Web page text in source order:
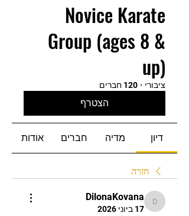
Novice Karate
Group (ages 8 &
up)
ציבורי · 120 חברים
הצטרף
דיון מדיה חברים אודות
חזרה
DilonaKovana
DilonaKovana
17 ביוני 2026